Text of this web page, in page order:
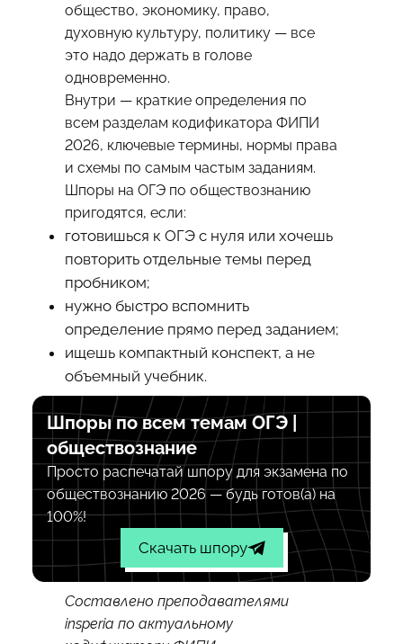
общество, экономику, право,
духовную культуру, политику — все
это надо держать в голове
одновременно.
Внутри — краткие определения по
всем разделам кодификатора ФИПИ
2026, ключевые термины, нормы права
и схемы по самым частым заданиям.
Шпоры на ОГЭ по обществознанию
пригодятся, если:
готовишься к ОГЭ с нуля или хочешь
повторить отдельные темы перед
пробником;
нужно быстро вспомнить
определение прямо перед заданием;
ищешь компактный конспект, а не
объемный учебник.
Шпоры по всем темам ОГЭ |
обществознание
Просто распечатай шпору для экзамена по
обществознанию 2026 — будь готов(а) на
100%!
Скачать шпору
Составлено преподавателями
insperia по актуальному